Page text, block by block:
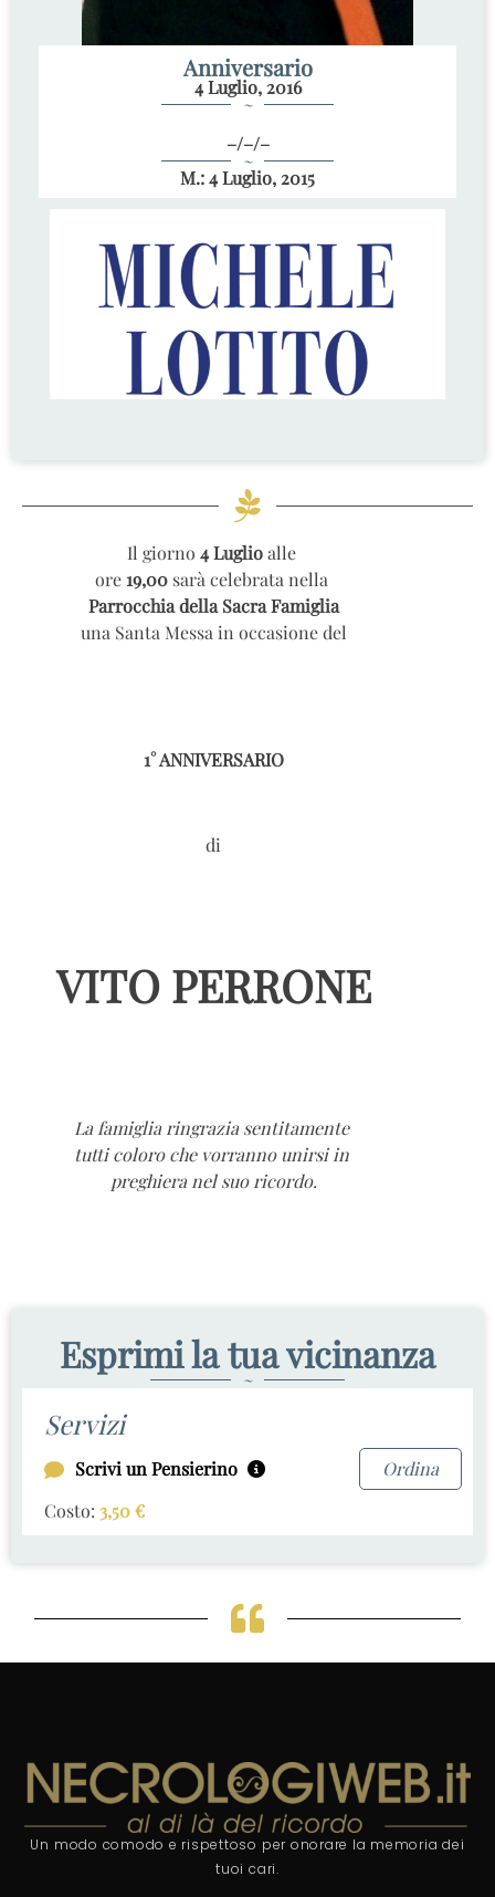
Anniversario
4 Luglio, 2016
~
–/–/–
~
M.: 4 Luglio, 2015
Il giorno 4 Luglioalle
ore19,00sarà celebrata nella
Parrocchia della Sacra Famiglia
una Santa Messa in occasione del
1° ANNIVERSARIO
di
VITO PERRONE
La famiglia ringrazia sentitamente
tutti coloro che vorranno unirsi in
preghiera nel suo ricordo.
Esprimi la tua vicinanza
~
Servizi
Scrivi un Pensierino
Ordina
Costo: 3,50€
Un modo comodo e rispettoso per onorare la memoria dei
tuoi cari.